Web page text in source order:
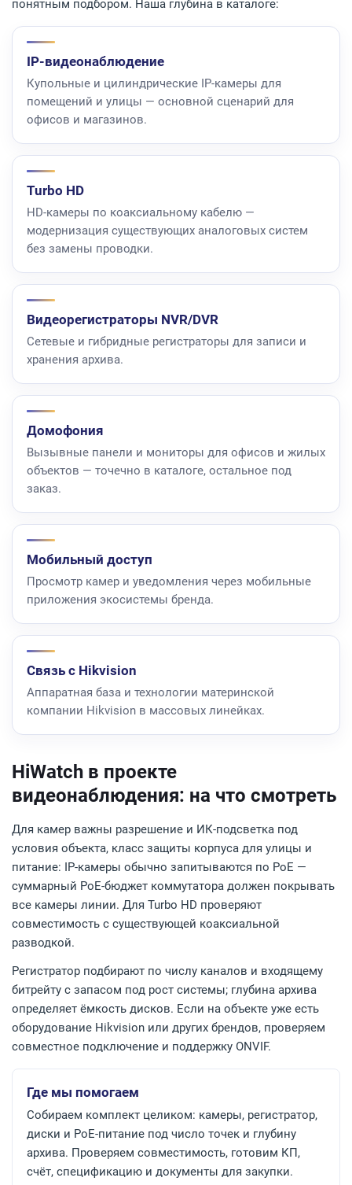
понятным подбором. Наша глубина в каталоге:
IP-видеонаблюдение
Купольные и цилиндрические IP-камеры для
помещений и улицы — основной сценарий для
офисов и магазинов.
Turbo HD
HD-камеры по коаксиальному кабелю —
модернизация существующих аналоговых систем
без замены проводки.
Видеорегистраторы NVR/DVR
Сетевые и гибридные регистраторы для записи и
хранения архива.
Домофония
Вызывные панели и мониторы для офисов и жилых
объектов — точечно в каталоге, остальное под
заказ.
Мобильный доступ
Просмотр камер и уведомления через мобильные
приложения экосистемы бренда.
Связь с Hikvision
Аппаратная база и технологии материнской
компании Hikvision в массовых линейках.
HiWatch в проекте
видеонаблюдения: на что смотреть
Для камер важны разрешение и ИК-подсветка под
условия объекта, класс защиты корпуса для улицы и
питание: IP-камеры обычно запитываются по PoE —
суммарный PoE-бюджет коммутатора должен покрывать
все камеры линии. Для Turbo HD проверяют
совместимость с существующей коаксиальной
разводкой.
Регистратор подбирают по числу каналов и входящему
битрейту с запасом под рост системы; глубина архива
определяет ёмкость дисков. Если на объекте уже есть
оборудование Hikvision или других брендов, проверяем
совместное подключение и поддержку ONVIF.
Где мы помогаем
Собираем комплект целиком: камеры, регистратор,
диски и PoE-питание под число точек и глубину
архива. Проверяем совместимость, готовим КП,
счёт, спецификацию и документы для закупки.